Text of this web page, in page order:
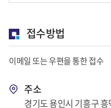
1) 수집항목 : 성명, 생년월일,
주소, 가족관계(선택), 전화번호
(선택), 동아리 및 인턴내역(선
2. 개인정보의 보유 및 이용기간
접수방법
이메일 또는 우편을 통한 접수
주소
경기도 용인시 기흥구